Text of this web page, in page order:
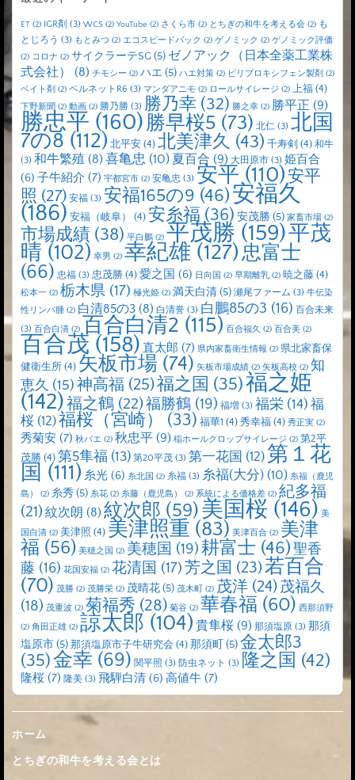
ET (2) IGR剤 (3) WCS (2) YouTube (2) さくら市 (2) とちぎの和牛を考える会 (2) も
とじろう (3) もとみつ (2) エコスピードパック (2) ゲノミック (2) ゲノミック評価
(2) コロナ (2) サイクラーテSG(5) ゼノアック（日本全薬工業株
式会社）
(8) チモシー (2) ハエ (5) ハエ対策 (2) ピリプロキシフェン製剤 (2)
ベイト剤 (2) ペルネットR6 (3) マンダアニモ (2) ロールサイレージ (2) 上福 (4)
下野新聞 (2) 動画 (2) 勝乃勝 (3) 勝乃幸 (32) 勝之幸 (2) 勝平正 (9)
勝忠平 (160)勝早桜5 (73) 北仁 (3) 北国
7の8 (112) 北平安 (4) 北美津久 (43) 千寿剣 (4) 和牛
(3) 和牛繁殖 (8) 喜亀忠 (10) 夏百合 (9) 大田原市 (3) 姫百合
(6) 子牛紹介 (7) 宇都宮市 (2) 安亀忠 (3) 安平 (110)安平
照 (27) 安福 (3) 安福165の9 (46)安福久
(186) 安福（岐阜） (4) 安糸福 (36) 安茂勝 (5) 家畜市場 (2)
市場成績 (38) 平白鵬 (2) 平茂勝 (159)平茂
晴 (102) 幸男 (2) 幸紀雄 (127)忠富士
(66) 忠福 (3) 忠茂勝 (4) 愛之国 (6) 日向国 (2) 早期離乳 (2) 暁之藤 (4)
松本一 (2) 栃木県 (17) 極光姫 (2) 満天白清(5) 瀬尾ファーム (3) 牛伝染
性リンパ腫 (2) 白清85の3 (8) 白清誉 (3) 白鵬85の3 (16) 百合未来
(3) 百合白清 (2) 百合白清2 (115) 百合福久 (2) 百合美 (2)
百合茂 (158) 直太郎 (7) 県内家畜衛生情報 (2) 県北家畜保
健衛生所 (4) 矢板市場 (74) 矢板市場成績 (2) 矢板高校 (2) 知
恵久 (15) 神高福 (25)福之国 (35)福之姫
(142)福之鶴 (22)福勝鶴 (19) 福増 (3) 福栄 (14) 福
桜 (12)福桜（宮崎） (33) 福華1 (4) 秀幸福 (4) 秀正実 (2)
秀菊安 (7) 秋バエ (2) 秋忠平 (9) 稲ホールクロップサイレージ (2) 第2平
茂勝 (4) 第5隼福 (13) 第20平茂 (3) 第一花国 (12) 第１花
国 (111) 糸光 (6) 糸北国 (2) 糸福 (3) 糸福(大分) (10) 糸福（鹿児
島）
(2) 糸秀 (5) 糸花 (2) 糸藤（鹿児島） (2) 系統による価格差 (2) 紀多福
(21) 紋次朗 (8) 紋次郎 (59)美国桜 (146) 美
国白清 (2) 美津照 (4) 美津照重 (83) 美津百合 (2) 美津
福 (56) 美穂之国 (2) 美穂国 (19)耕富士 (46)聖香
藤 (16) 花国安福 (2) 花清国 (17)芳之国 (23)若百合
(70) 茂勝 (2) 茂勝栄 (2) 茂晴花(5) 茂木町 (2) 茂洋 (24)茂福久
(18) 茂重波 (2) 菊福秀 (28) 菊谷 (2) 華春福 (60) 西那須野
(2) 角田正雄 (2) 諒太郎 (104) 貴隼桜 (9) 那須塩原 (3) 那須
塩原市(5) 那須塩原市子牛研究会 (4) 那須町 (5)金太郎3
(35)金幸 (69) 関平照 (3) 防虫ネット (3) 隆之国 (42)
隆桜 (7) 隆美 (3) 飛騨白清 (6) 高値牛 (7)
ホーム
とちぎの和牛を考える会とは